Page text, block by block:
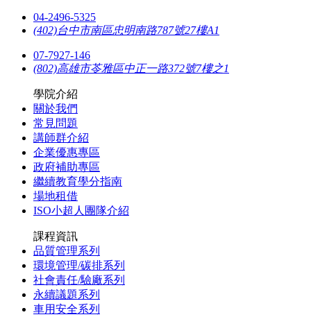
04-2496-5325
(402)台中市南區忠明南路787號27樓A1
07-7927-146
(802)高雄市苓雅區中正一路372號7樓之1
學院介紹
關於我們
常見問題
講師群介紹
企業優惠專區
政府補助專區
繼續教育學分指南
場地租借
ISO小超人團隊介紹
課程資訊
品質管理系列
環境管理/碳排系列
社會責任/驗廠系列
永續議題系列
車用安全系列